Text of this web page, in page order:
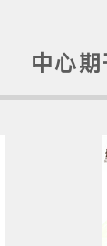
中心